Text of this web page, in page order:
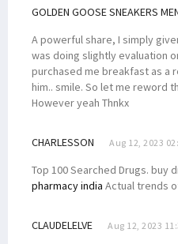
GOLDEN GOOSE SNEAKERS
A powerful share, I simply
was doing slightly evaluation
purchased me breakfast as a
him.. smile. So let me reword
However yeah Thnkx
CHARLESSON Aug 12, 2023
Top 100 Searched Drugs. buy
pharmacy india Actual trends
CLAUDELELVE Aug 12, 2023